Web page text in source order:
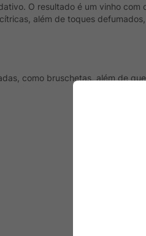
O resultado é um vinho com
além de toques
como bruschetas, além de